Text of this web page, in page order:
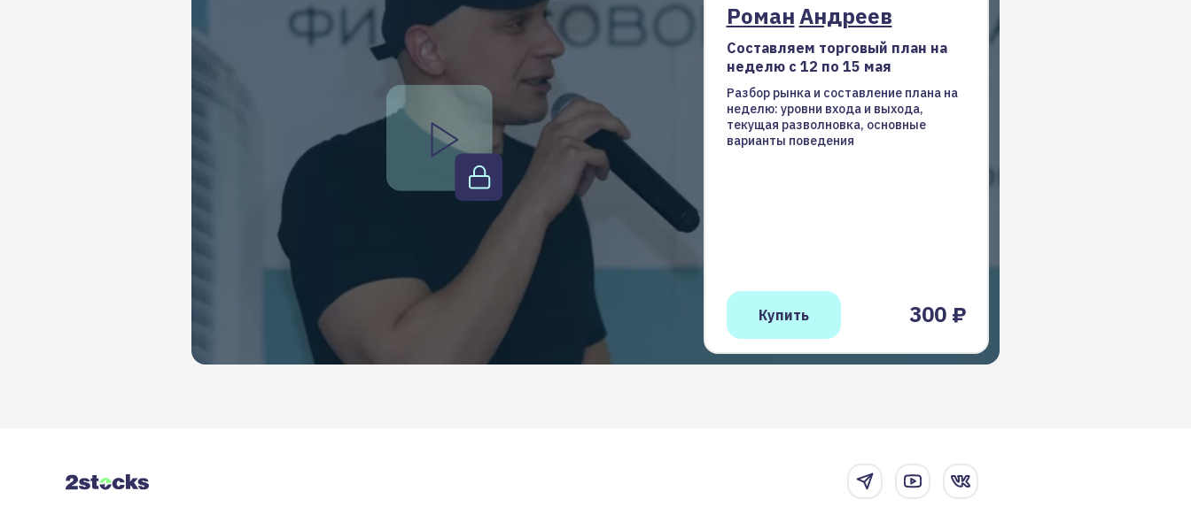
РоманАндреев
Составляем торговый план на
неделю с 12 по 15 мая
Разбор рынка и составление плана на
неделю: уровни входа и выхода,
текущая разволновка, основные
варианты поведения
300 ₽